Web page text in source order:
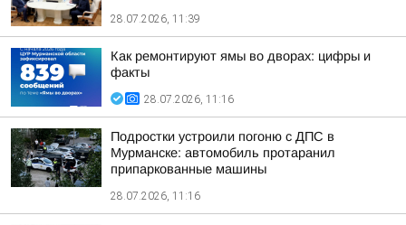
28.07.2026, 11:39
Как ремонтируют ямы во дворах: цифры и
факты
28.07.2026, 11:16
Подростки устроили погоню с ДПС в
Мурманске: автомобиль протаранил
припаркованные машины
28.07.2026, 11:16